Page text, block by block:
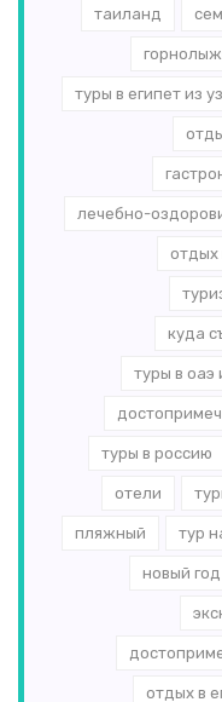
таиланд
туры в египет из
лечебно-
отдых
куда
туры в оаэ
туры в россию
отели
пляжный тур
новый год
отдых в